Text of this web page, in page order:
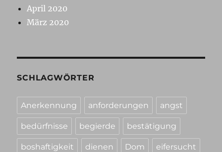
April 2020
März 2020
SCHLAGWÖRTER
Anerkennung anforderungen angst
bedürfnisse begierde bestätigung
boshaftigkeit dienen Dom eifersucht